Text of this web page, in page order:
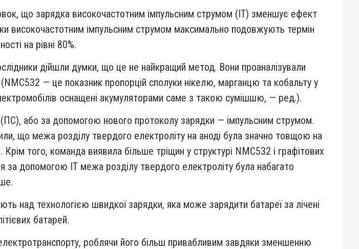
що зарядка високочастотним імпульсним струмом (ІТ) зменшує ефект
високочастотним імпульсним струмом максимально подовжують термін
на рівні 80%.
дійшли думки, що це не найкращий метод. Вони проаналізували
— це показник пропорцій сполуки нікелю, марганцю та кобальту у
оснащені акумуляторами саме з такою сумішшю, — ред.).
або за допомогою нового протоколу зарядки — імпульсним струмом.
що межа розділу твердого електроліту на аноді була значно товщою на
того, команда виявила більше тріщин у структурі NMC532 і графітових
допомогою ІТ межа розділу твердого електроліту була набагато
над технологією швидкої зарядки, яка може зарядити батареї за лічені
батарей.
роблячи його більш привабливим завдяки зменшенню